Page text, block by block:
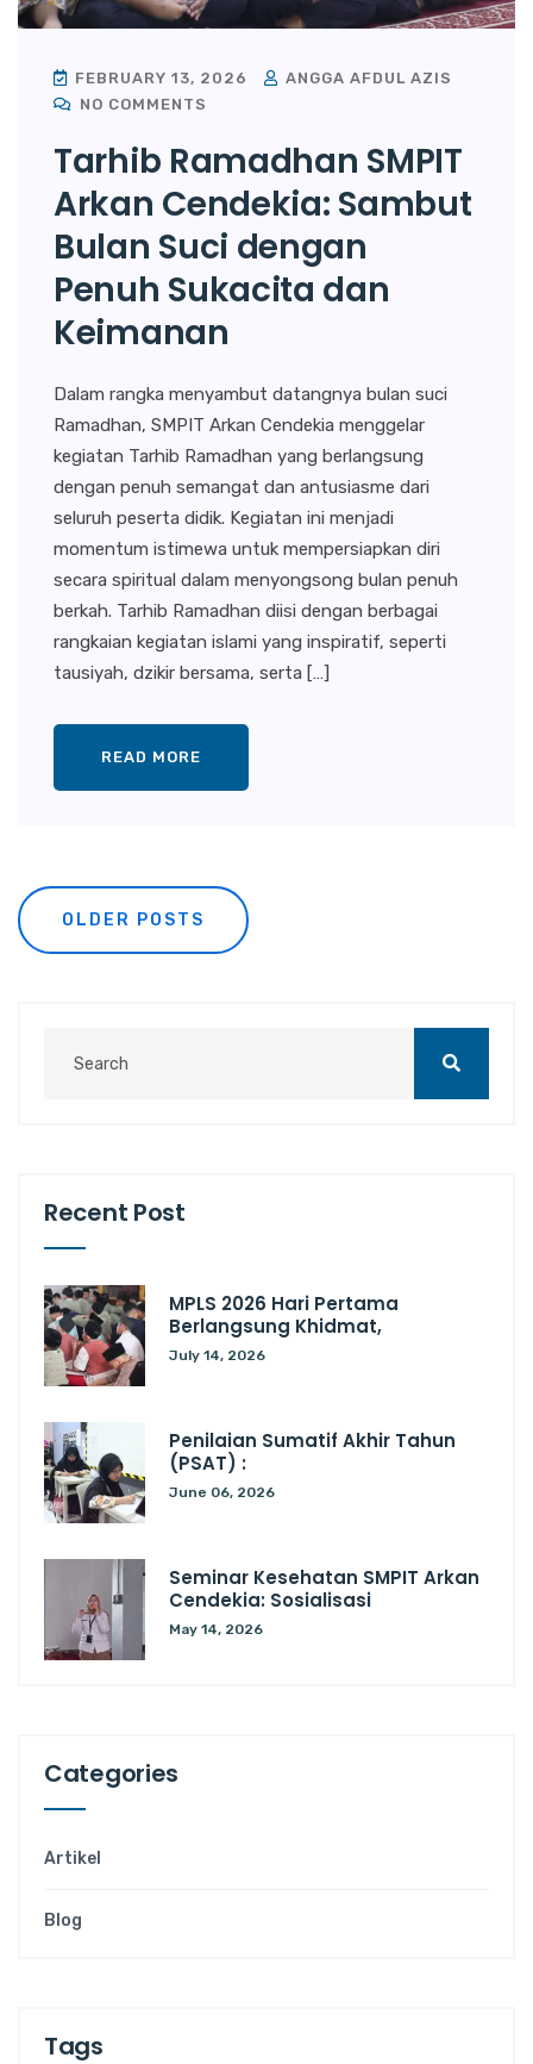
FEBRUARY 13, 2026
ANGGA AFDUL AZIS
NO COMMENTS
Tarhib Ramadhan SMPIT
Arkan Cendekia: Sambut
Bulan Suci dengan
Penuh Sukacita dan
Keimanan
Dalam rangka menyambut datangnya bulan suci
Ramadhan, SMPIT Arkan Cendekia menggelar
kegiatan Tarhib Ramadhan yang berlangsung
dengan penuh semangat dan antusiasme dari
seluruh peserta didik. Kegiatan ini menjadi
momentum istimewa untuk mempersiapkan diri
secara spiritual dalam menyongsong bulan penuh
berkah. Tarhib Ramadhan diisi dengan berbagai
rangkaian kegiatan islami yang inspiratif, seperti
tausiyah, dzikir bersama, serta […]
READ MORE
Posts
navigation
OLDER POSTS
Recent Post
MPLS 2026 Hari Pertama
Berlangsung Khidmat,
July 14, 2026
Penilaian Sumatif Akhir Tahun
(PSAT) :
June 06, 2026
Seminar Kesehatan SMPIT Arkan
Cendekia: Sosialisasi
May 14, 2026
Categories
Artikel
Blog
Tags